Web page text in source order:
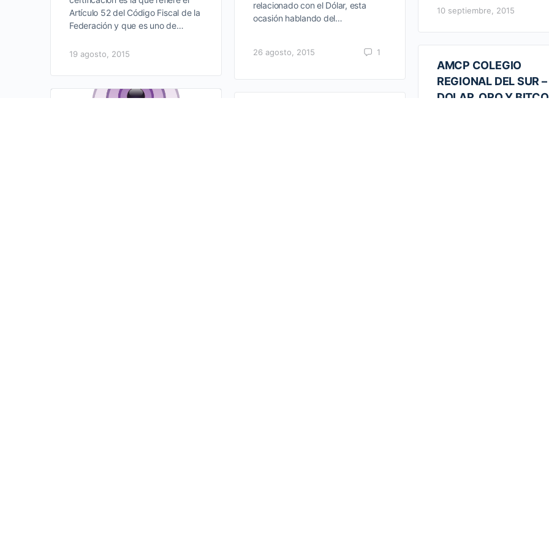
10 septiembre, 2015
relacionado con el Dólar, esta
ocasión hablando del…
26 agosto, 2015 1
Artículo 52 del Código Fiscal de la
Federación y que es uno de…
19 agosto, 2015
AMCP COLEGIO
REGIONAL DEL SUR –
DOLAR, ORO Y